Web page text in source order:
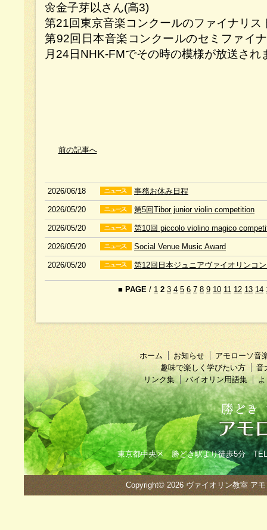
🌼金子芽以さん(高3)
第21回東京音楽コンクールのファイナリス
第92回日本音楽コンクールのセミファイ
月24日NHK-FMでその時の模様が放送
前の記事へ
2026/06/18 事務お休み日程
2026/05/20 第5回Tibor junior violin competition
2026/05/20 第10回 piccolo violino magico
2026/05/20 Social Venue Music Award
2026/05/20 第12回日本ジュニアヴァイオリンコ
■ PAGE / 1 2 3 4 5 6 7 8 9 10 11 12 13 14
ホーム お知らせ
アモローソ音
趣味で楽しく学びたい方
音
リンク集
バイオリン用語集
東京都中央区 勝どき駅より徒歩5分
Copyright© 2026 ヴァイオリン教室 ア